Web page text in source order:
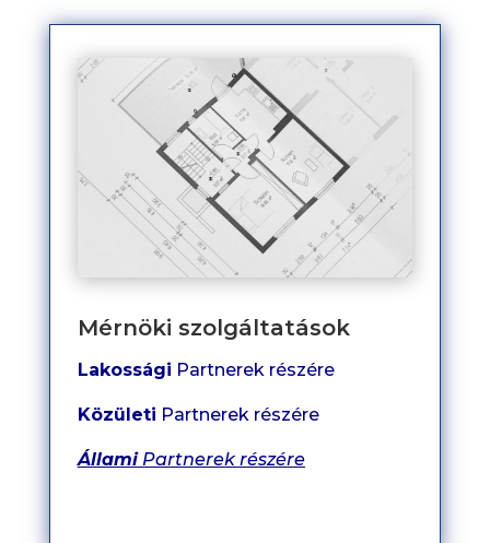
Mérnöki szolgáltatások
Lakossági Partnerek részére
Közületi Partnerek részére
ÁllamiPartnerek részére